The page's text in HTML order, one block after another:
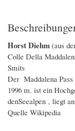
Horst Diehm (aus
Colle Della
Smits
Der Maddalena
1996 m. ist ein
denSeealpen , liegt
Quelle Wikipedia